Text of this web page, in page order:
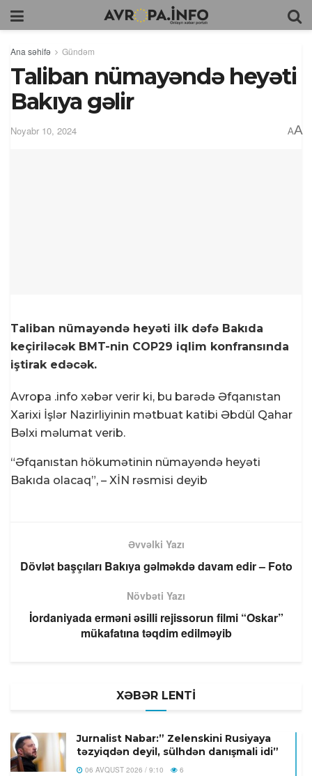
Ana səhifə Gündəm
Taliban nümayəndə heyəti
Bakıya gəlir
Noyabr 10, 2024 AA
Taliban nümayəndə heyəti ilk dəfə Bakıda
keçiriləcək BMT-nin COP29 iqlim konfransında
iştirak edəcək.
Avropa .info xəbər verir ki, bu barədə Əfqanıstan
Xarixi İşlər Nazirliyinin mətbuat katibi Əbdül Qahar
Bəlxi məlumat verib.
“Əfqanıstan hökumətinin nümayəndə heyəti
Bakıda olacaq”, – XİN rəsmisi deyib
Əvvəlki Yazı
Dövlət başçıları Bakıya gəlməkdə davam edir – Foto
Növbəti Yazı
İordaniyada erməni əsilli rejissorun filmi “Oskar”
mükafatına təqdim edilməyib
XƏBƏR LENTİ
Jurnalist Nabar:” Zelenskini Rusiyaya
təzyiqdən deyil, sülhdən danışmali idi”
06 AVQUST 2026 / 9:10 6